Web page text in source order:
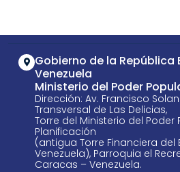
Gobierno de la República
Venezuela
Ministerio del Poder
Dirección: Av. Francisco
Transversal de Las Delicias,
Torre del Ministerio del Poder
Planificación
(antigua Torre Financiera
Venezuela), Parroquia el
Caracas – Venezuela.